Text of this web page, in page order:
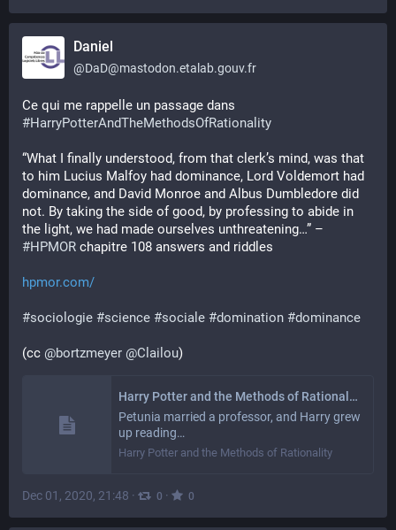
Daniel
@DaD@mastodon.etalab.gouv.fr
#HarryPotterAndTheMethodsOfRationality
“What I finally understood, from that clerk’s mind, was that
to him Lucius Malfoy had dominance, Lord Voldemort had
dominance, and David Monroe and Albus Dumbledore did
not. By taking the side of good, by professing to abide in
#HPMOR chapitre 108 answers and riddles
hpmor.com/
#sociologie #science #sociale #domination #dominance
(cc @bortzmeyer @Clailou)
Harry Potter and the Methods of Rationality
Petunia married a professor, and Harry grew
up reading…
Harry Potter and the Methods of Rationality
Dec 01, 2020, 21:48 · 0 · 0